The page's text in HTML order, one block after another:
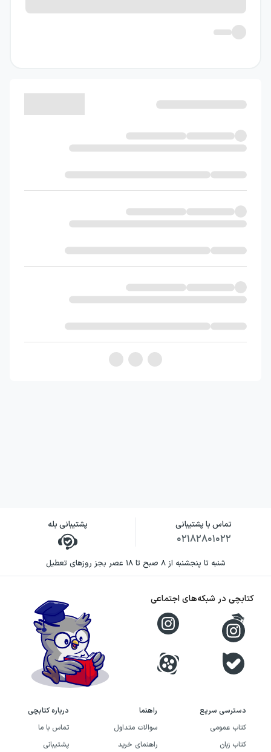
تماس با پشتیبانی
۰۲۱۸۲۸۰۱۰۲۲
پشتیبانی بله
شنبه تا پنجشنبه از ۸ صبح تا ۱۸ عصر بجز روزهای تعطیل
دسترسی سریع
کتاب عمومی
کتاب زبان
راهنما
سوالات متداول
راهنمای خرید
درباره کتابچی
تماس با ما
پشتیبانی
کتابچی در شبکه‌های اجتماعی